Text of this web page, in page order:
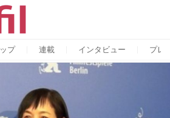
プ 連載 インタビュー プレ